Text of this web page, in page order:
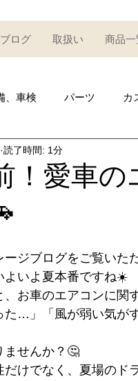
ログ 取扱い 商品一
、車検 パーツ カ
sales and purchase
AUDI AUDI ポ
！愛車
読了時間: 1分
ージブログをご覧いた
よいよ夏本番ですね☀️
、お車のエアコンに関
た…」「風が弱い気
ませんか？🤔
だけでなく、夏場のド